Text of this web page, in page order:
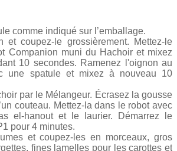
comme indiqué sur l’emballage.
et coupez-le grossièrement. Mettez-le
Companion muni du Hachoir et mixez
10 secondes. Ramenez l'oignon au
une spatule et mixez à nouveau 10
par le Mélangeur. Écrasez la gousse
couteau. Mettez-la dans le robot avec
el-hanout et le laurier. Démarrez le
pour 4 minutes.
et coupez-les en morceaux, gros
fines lamelles pour les carottes et